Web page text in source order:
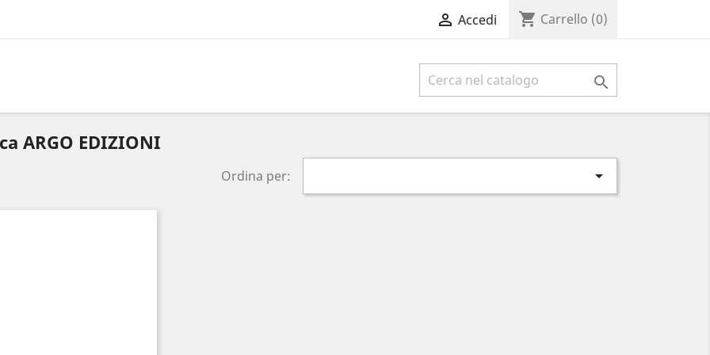
 Accedi shopping_cart Carrello (0)

ARGO EDIZIONI
Ordina per: 